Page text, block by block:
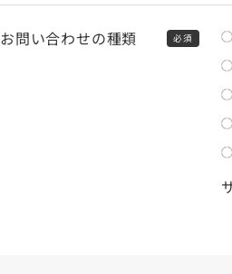
お問い合わせの種類 必須